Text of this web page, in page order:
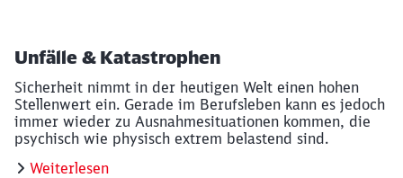
Unfälle & Katastrophen
Sicherheit nimmt in der heutigen Welt einen hohen
Stellenwert ein. Gerade im Berufsleben kann es jedoch
immer wieder zu Ausnahmesituationen kommen, die
psychisch wie physisch extrem belastend sind.
Weiterlesen